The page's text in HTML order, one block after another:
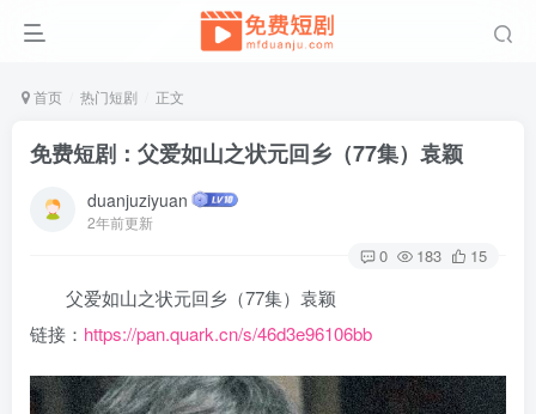
首页 热门短剧 正文
免费短剧：父爱如山之状元回乡（77集）袁颖
duanjuziyuan
2年前更新
0 183 15
父爱如山之状元回乡（77集）袁颖
链接： https://pan.quark.cn/s/46d3e96106bb